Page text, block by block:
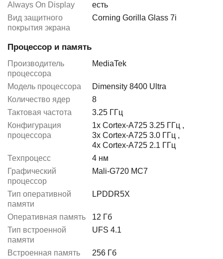
Always On Display
есть
Вид защитного
покрытия экрана
Corning Gorilla Glass 7i
Процессор и память
Производитель
процессора
MediaTek
Модель процессора
Dimensity 8400 Ultra
Количество ядер
8
Тактовая частота
3.25 ГГц
Конфигурация
процессора
1x Cortex-A725 3.25 ГГц ,
3x Cortex-A725 3.0 ГГц ,
4x Cortex-A725 2.1 ГГц
Техпроцесс
4 нм
Графический
процессор
Mali-G720 MC7
Тип оперативной
памяти
LPDDR5X
Оперативная память
12 Гб
Тип встроенной
памяти
UFS 4.1
Встроенная память
256 Гб